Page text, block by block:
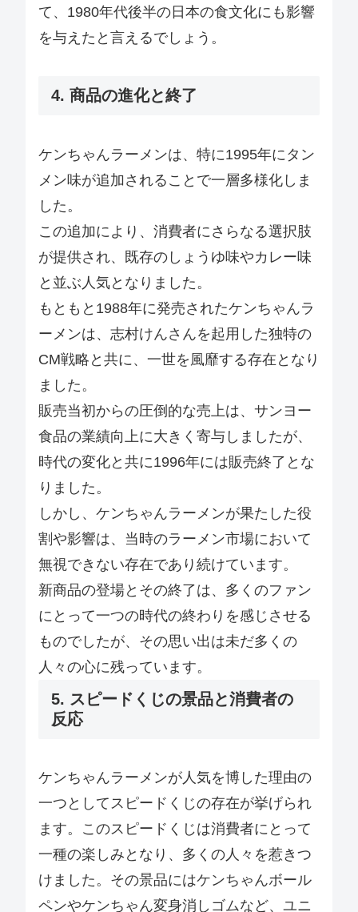
て、1980年代後半の日本の食文化にも影響
を与えたと言えるでしょう。
4. 商品の進化と終了
ケンちゃんラーメンは、特に1995年にタン
メン味が追加されることで一層多様化しま
した。
この追加により、消費者にさらなる選択肢
が提供され、既存のしょうゆ味やカレー味
と並ぶ人気となりました。
もともと1988年に発売されたケンちゃんラ
ーメンは、志村けんさんを起用した独特の
CM戦略と共に、一世を風靡する存在となり
ました。
販売当初からの圧倒的な売上は、サンヨー
食品の業績向上に大きく寄与しましたが、
時代の変化と共に1996年には販売終了とな
りました。
しかし、ケンちゃんラーメンが果たした役
割や影響は、当時のラーメン市場において
無視できない存在であり続けています。
新商品の登場とその終了は、多くのファン
にとって一つの時代の終わりを感じさせる
ものでしたが、その思い出は未だ多くの
人々の心に残っています。
5. スピードくじの景品と消費者の
反応
ケンちゃんラーメンが人気を博した理由の
一つとしてスピードくじの存在が挙げられ
ます。このスピードくじは消費者にとって
一種の楽しみとなり、多くの人々を惹きつ
けました。その景品にはケンちゃんボール
ペンやケンちゃん変身消しゴムなど、ユニ